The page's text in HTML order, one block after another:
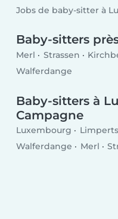
Jobs de baby-sitter à
Baby-sitters
Merl Strassen
Walferdange
Baby-sitters à
Campagne
Luxembourg
Walferdange
Merl